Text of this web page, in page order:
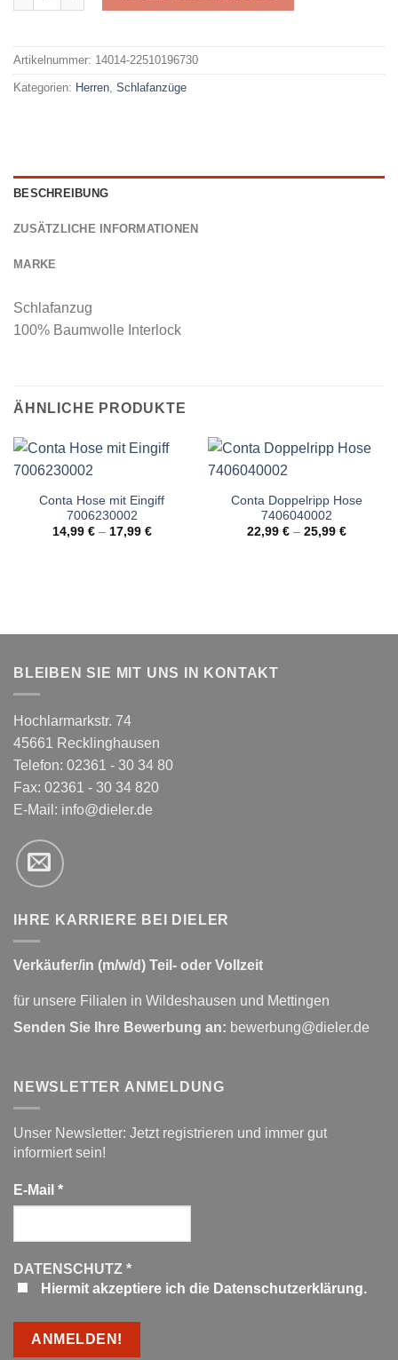
Artikelnummer: 14014-22510196730
Kategorien: Herren Schlafanzüge
BESCHREIBUNG
ZUSÄTZLICHE INFORMATIONEN
MARKE
Schlafanzug
100% Baumwolle Interlock
ÄHNLICHE PRODUKTE
Conta Hose mit Eingiff
7006230002
14,99 €– 17,99 €
Conta Doppelripp Hose
7406040002
22,99 €– 25,99 €
BLEIBEN SIE MIT UNS IN KONTAKT
Hochlarmarkstr. 74
45661 Recklinghausen
Telefon: 02361 - 30 34 80
Fax: 02361 - 30 34 820
E-Mail: info@dieler.de
IHRE KARRIERE BEI DIELER
Verkäufer/in (m/w/d) Teil- oder Vollzeit
für unsere Filialen in Wildeshausen und Mettingen
Senden Sie Ihre Bewerbung an: bewerbung@dieler.de
NEWSLETTER ANMELDUNG
Unser Newsletter: Jetzt registrieren und immer gut
informiert sein!
E-Mail *
DATENSCHUTZ *
Hiermit akzeptiere ich die Datenschutzerklärung.